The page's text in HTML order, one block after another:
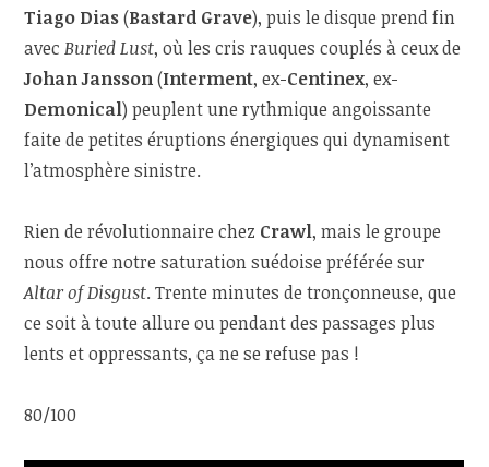
Tiago Dias(Bastard Grave), puis le disque prend fin
avecBuried Lust, où les cris rauques couplés à ceux de
Johan Jansson(Interment, ex-Centinex, ex-
Demonical) peuplent une rythmique angoissante
faite de petites éruptions énergiques qui dynamisent
l’atmosphère sinistre.
Rien de révolutionnaire chez Crawl, mais le groupe
nous offre notre saturation suédoise préférée sur
Altar of Disgust. Trente minutes de tronçonneuse, que
ce soit à toute allure ou pendant des passages plus
lents et oppressants, ça ne se refuse pas !
80/100